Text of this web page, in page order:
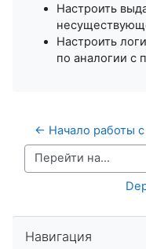
Настроить
Настроить
по аналогии с
← Начало работы с
Перейти на...
Навигация